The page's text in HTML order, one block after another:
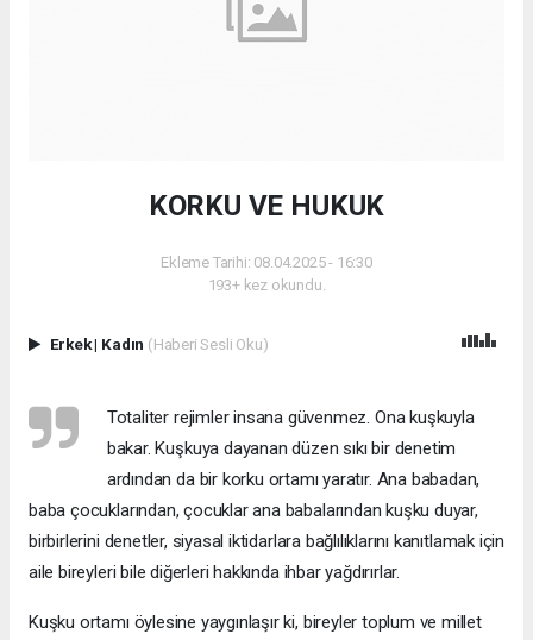
KORKU VE HUKUK
Ekleme Tarihi: 08.04.2025 - 16:30
193+ kez okundu.
Erkek| Kadın (Haberi Sesli Oku)
Totaliter rejimler insana güvenmez. Ona kuşkuyla
bakar. Kuşkuya dayanan düzen sıkı bir denetim
ardından da bir korku ortamı yaratır. Ana babadan,
baba çocuklarından, çocuklar ana babalarından kuşku duyar,
birbirlerini denetler, siyasal iktidarlara bağlılıklarını kanıtla­mak için
aile bireyleri bile diğerleri hakkında ihbar yağdırırlar.
Kuşku ortamı öylesine yaygınlaşır ki, bireyler toplum ve millet